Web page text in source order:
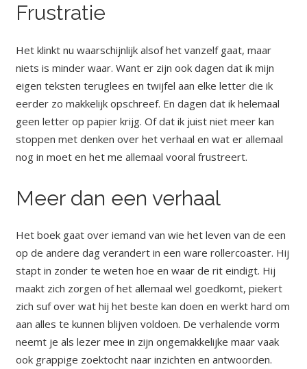
Frustratie
Het klinkt nu waarschijnlijk alsof het vanzelf gaat, maar
niets is minder waar. Want er zijn ook dagen dat ik mijn
eigen teksten teruglees en twijfel aan elke letter die ik
eerder zo makkelijk opschreef. En dagen dat ik helemaal
geen letter op papier krijg. Of dat ik juist niet meer kan
stoppen met denken over het verhaal en wat er allemaal
nog in moet en het me allemaal vooral frustreert.
Meer dan een verhaal
Het boek gaat over iemand van wie het leven van de een
op de andere dag verandert in een ware rollercoaster. Hij
stapt in zonder te weten hoe en waar de rit eindigt. Hij
maakt zich zorgen of het allemaal wel goedkomt, piekert
zich suf over wat hij het beste kan doen en werkt hard om
aan alles te kunnen blijven voldoen. De verhalende vorm
neemt je als lezer mee in zijn ongemakkelijke maar vaak
ook grappige zoektocht naar inzichten en antwoorden.